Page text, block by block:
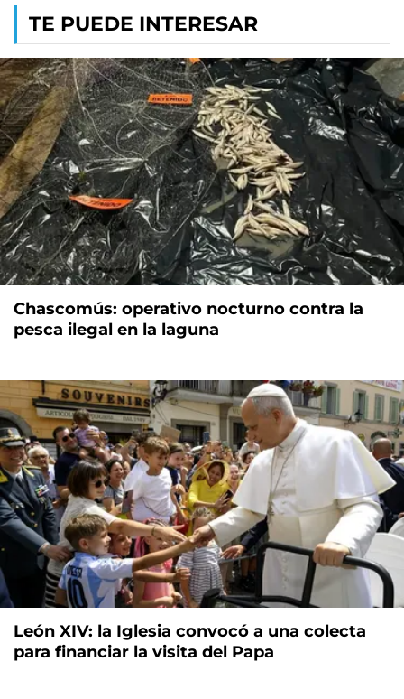
TE PUEDE INTERESAR
Chascomús: operativo nocturno contra la
pesca ilegal en la laguna
León XIV: la Iglesia convocó a una colecta
para financiar la visita del Papa